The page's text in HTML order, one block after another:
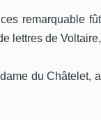
remarquable fût
lettres de Voltaire,
du Châtelet, a